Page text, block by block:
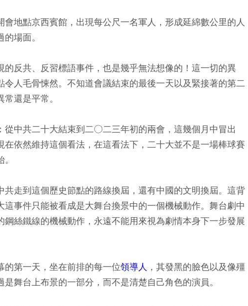
地點京西賓館，出現每公尺一名軍人，形成延綿數公里的人
場面。
反共、反習標語事件，也是幾乎無法想像的！這一切的異
人毛骨悚然。不知道會議結束的最後一天以及緊接著的第二
還是平常。
從中共二十大結束到二○二三年初的兩會，這幾個月中冒出
在依然維持這個看法，在這看法下，二十大並不是一場棒球賽
共走到這個歷史節點的路線換屆，還有中國的文明換屆。這背
事件只能被看成是大舞台換景中的一個機械動作。舞台劇中
絲鐵線的機械動作，永遠不能用來視為劇情本身下一步發展
第一天，坐在前排的每一位領導人 ，其發黑的臉色以及像殭
舞台上布景的一部分，而不是清楚自己角色的演員。